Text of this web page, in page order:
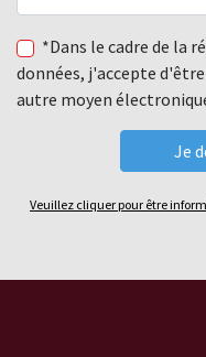
*Dans le cadre de la
données, j'accepte
autre moyen
Veuillez cliquer pour être